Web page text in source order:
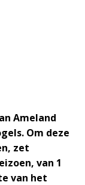
Ameland
Om deze
zet
van 1
van het